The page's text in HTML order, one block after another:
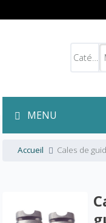
MENU
Accueil Cales de